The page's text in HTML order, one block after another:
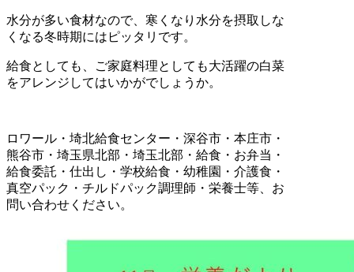
水分が多い食材なので、寒くなり水分を摂取しな
くなる冬時期にはピッタリです。
給食としても、ご家庭料理としても大活躍の白菜
をアレンジしてはいかがでしょうか。
ロワール・埼北給食センター・深谷市・本庄市・
熊谷市・埼玉県北部・埼玉北部・給食・お弁当・
給食委託・仕出し・学校給食・幼稚園・介護食・
真空パック・チルドパック調理師・栄養士等、お
問い合わせください。